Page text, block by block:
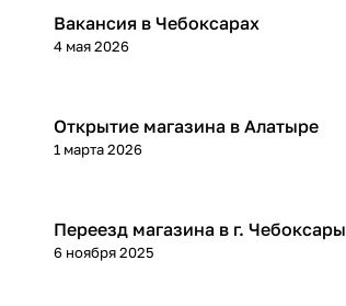
Вакансия в Чебоксарах
4 мая 2026
Открытие магазина в Алатыре
1 марта 2026
Переезд магазина в г. Чебоксары
6 ноября 2025